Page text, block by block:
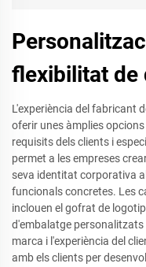
flexibilitat de
L'experiència del fabricant
oferir unes àmplies
requisits dels clients i
permet a les empreses
seva identitat corporativa
funcionals concretes. Les
inclouen el gofrat de
d'embalatge personalitzats
marca i l'experiència del
amb els clients per